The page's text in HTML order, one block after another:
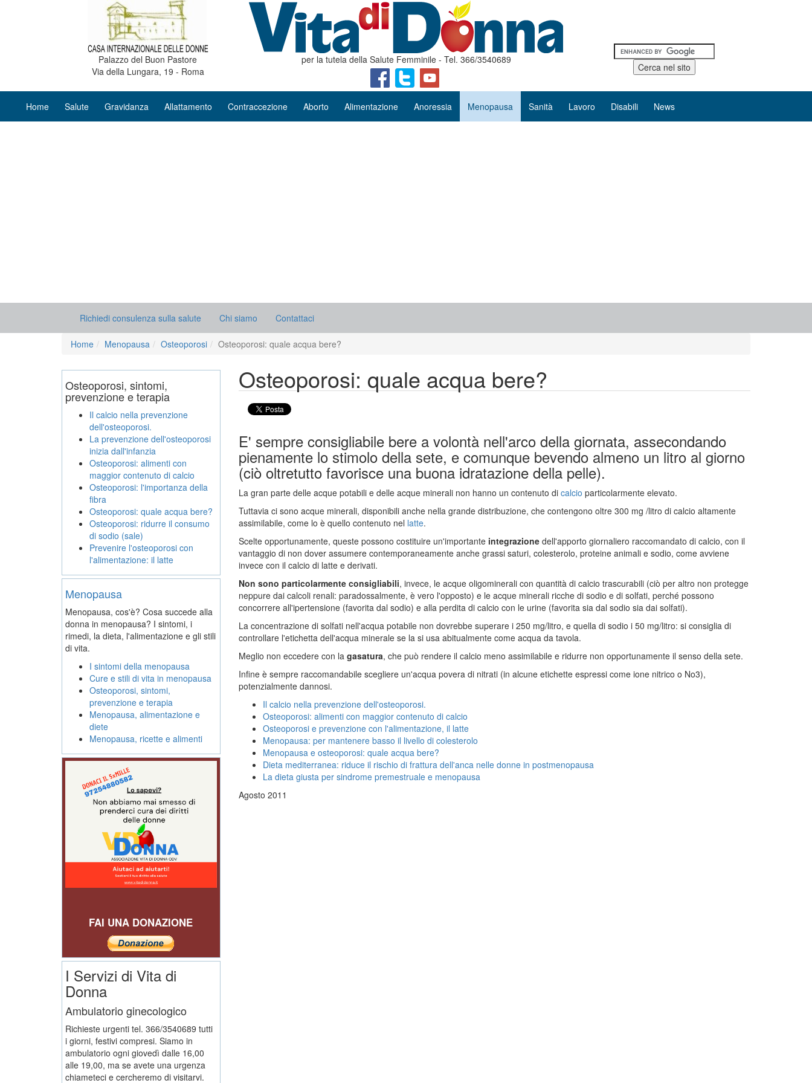
Palazzo del Buon Pastore
Via della Lungara, 19 - Roma
per la tutela della Salute Femminile - Tel. 366/3540689
Home Salute Gravidanza Allattamento Contraccezione Aborto Alimentazione Anoressia Menopausa Sanità Lavoro Disabili News
Richiedi consulenza sulla salute Chi siamo Contattaci
Home Menopausa Osteoporosi Osteoporosi: quale acqua bere?
Osteoporosi: quale acqua bere?
E' sempre consigliabile bere a volontà nell'arco della giornata, assecondando
pienamente lo stimolo della sete, e comunque bevendo almeno un litro al giorno
(ciò oltretutto favorisce una buona idratazione della pelle).
La gran parte delle acque potabili e delle acque minerali non hanno un contenuto di calcio particolarmente elevato.
Tuttavia ci sono acque minerali, disponibili anche nella grande distribuzione, che contengono oltre 300 mg /litro di calcio altamente
assimilabile, come lo è quello contenuto nel latte.
Scelte opportunamente, queste possono costituire un'importante integrazione dell'apporto giornaliero raccomandato di calcio, con il
vantaggio di non dover assumere contemporaneamente anche grassi saturi, colesterolo, proteine animali e sodio, come avviene
invece con il calcio di latte e derivati.
Non sono particolarmente consigliabili, invece, le acque oligominerali con quantità di calcio trascurabili (ciò per altro non protegge
neppure dai calcoli renali: paradossalmente, è vero l'opposto) e le acque minerali ricche di sodio e di solfati, perché possono
concorrere all'ipertensione (favorita dal sodio) e alla perdita di calcio con le urine (favorita sia dal sodio sia dai solfati).
La concentrazione di solfati nell'acqua potabile non dovrebbe superare i 250 mg/litro, e quella di sodio i 50 mg/litro: si consiglia di
controllare l'etichetta dell'acqua minerale se la si usa abitualmente come acqua da tavola.
Meglio non eccedere con la gasatura, che può rendere il calcio meno assimilabile e ridurre non opportunamente il senso della sete.
Infine è sempre raccomandabile scegliere un'acqua povera di nitrati (in alcune etichette espressi come ione nitrico o No3),
potenzialmente dannosi.
Il calcio nella prevenzione dell'osteoporosi.
Osteoporosi: alimenti con maggior contenuto di calcio
Osteoporosi e prevenzione con l'alimentazione, il latte
Menopausa: per mantenere basso il livello di colesterolo
Menopausa e osteoporosi: quale acqua bere?
Dieta mediterranea: riduce il rischio di frattura dell'anca nelle donne in postmenopausa
La dieta giusta per sindrome premestruale e menopausa
Agosto 2011
Osteoporosi, sintomi,
prevenzione e terapia
Il calcio nella prevenzione
dell'osteoporosi.
La prevenzione dell'osteoporosi
inizia dall'infanzia
Osteoporosi: alimenti con
maggior contenuto di calcio
Osteoporosi: l'importanza della
fibra
Osteoporosi: quale acqua bere?
Osteoporosi: ridurre il consumo
di sodio (sale)
Prevenire l'osteoporosi con
l'alimentazione: il latte
Menopausa
Menopausa, cos'è? Cosa succede alla
donna in menopausa? I sintomi, i
rimedi, la dieta, l'alimentazione e gli stili
di vita.
I sintomi della menopausa
Cure e stili di vita in menopausa
Osteoporosi, sintomi,
prevenzione e terapia
Menopausa, alimentazione e
diete
Menopausa, ricette e alimenti
FAI UNA DONAZIONE
I Servizi di Vita di
Donna
Ambulatorio ginecologico
Richieste urgenti tel. 366/3540689 tutti
i giorni, festivi compresi. Siamo in
ambulatorio ogni giovedì dalle 16,00
alle 19,00, ma se avete una urgenza
chiameteci e cercheremo di visitarvi.